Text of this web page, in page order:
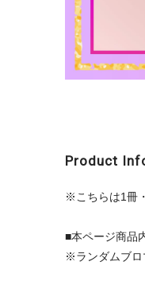
Product
※こちらは1冊
■本ページ商品
※ランダムブロ